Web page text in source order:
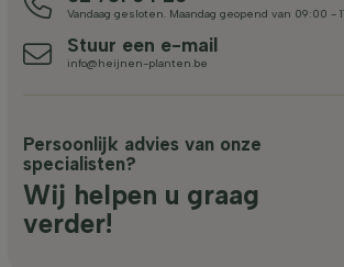
Vandaag gesloten. Maandag geopend van 09:00 -
Stuur een e-mail
info@heijnen-planten.be
Persoonlijk advies van onze
specialisten?
Wij helpen u graag
verder!